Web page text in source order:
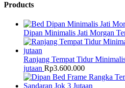
Products
Dipan Minimalis Jati Morgan
Ranjang Tempat Tidur
jutaan Rp3.600.000